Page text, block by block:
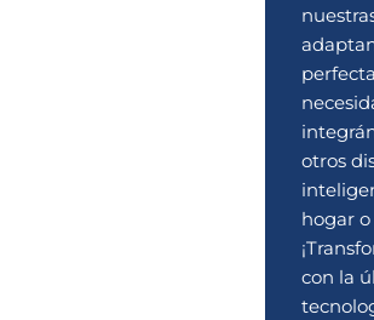
otros
hogar
con la